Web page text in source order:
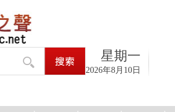
星期一
2026年8月10日